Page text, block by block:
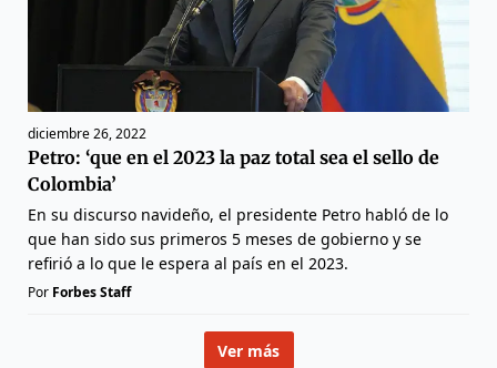
diciembre 26, 2022
Petro: ‘que en el 2023 la paz total sea el sello de
Colombia’
En su discurso navideño, el presidente Petro habló de lo
que han sido sus primeros 5 meses de gobierno y se
refirió a lo que le espera al país en el 2023.
Por Forbes Staff
Ver más